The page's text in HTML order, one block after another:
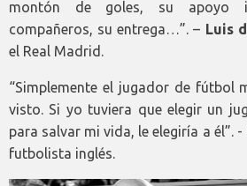
montón de goles, su apoyo
compañeros, su entrega…”. – Luis
el Real Madrid.
“Simplemente el jugador de fútbol
visto. Si yo tuviera que elegir un
para salvar mi vida, le elegiría a él”. -
futbolista inglés.